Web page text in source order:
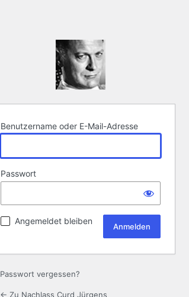
Benutzername oder E-Mail-Adresse
Passwort
Angemeldet bleiben
Passwort vergessen?
← Zu Nachlass Curd Jürgens